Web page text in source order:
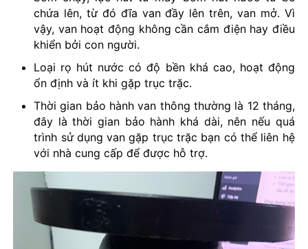
chứa lên, từ đó đĩa van đầy lên trên, van mở. Vì
vậy, van hoạt động không cần cắm điện hay điều
khiển bởi con người.
Loại rọ hút nước có độ bền khá cao, hoạt động
ổn định và ít khi gặp trục trặc.
Thời gian bảo hành van thông thường là 12 tháng,
đây là thời gian bảo hành khá dài, nên nếu quá
trình sử dụng van gặp trục trặc bạn có thể liên hệ
với nhà cung cấp để được hỗ trợ.